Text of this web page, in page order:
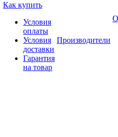
Как купить
Условия
оплаты
Условия
доставки
Гарантия
на товар
Производители